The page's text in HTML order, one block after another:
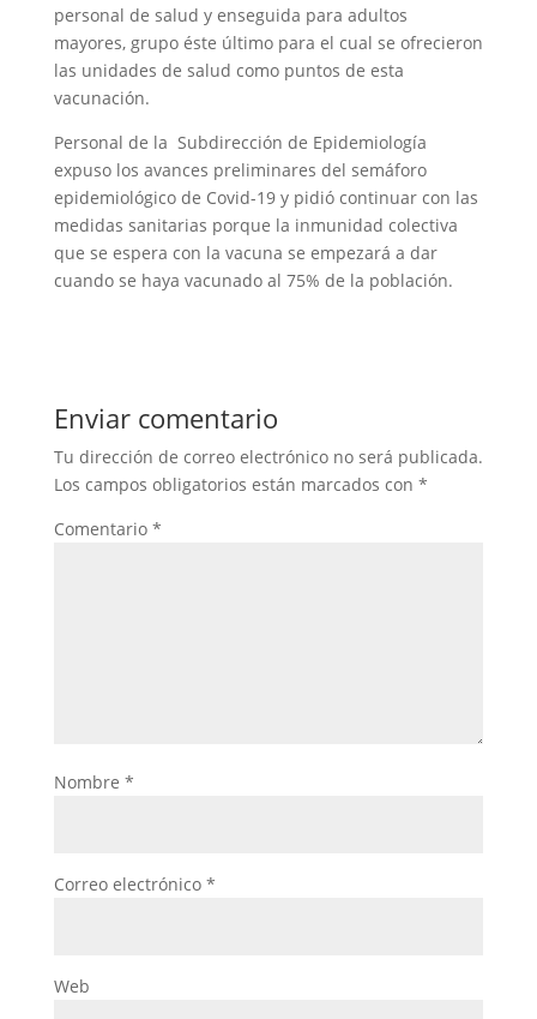
personal de salud y enseguida para adultos
mayores, grupo éste último para el cual se ofrecieron
las unidades de salud como puntos de esta
vacunación.
Personal de la Subdirección de Epidemiología
expuso los avances preliminares del semáforo
epidemiológico de Covid-19 y pidió continuar con las
medidas sanitarias porque la inmunidad colectiva
que se espera con la vacuna se empezará a dar
cuando se haya vacunado al 75% de la población.
Enviar comentario
Tu dirección de correo electrónico no será publicada.
Los campos obligatorios están marcados con *
Comentario *
Nombre *
Correo electrónico *
Web